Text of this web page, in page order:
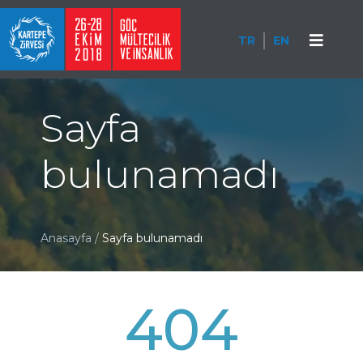
TR EN
Sayfa
bulunamadı
Anasayfa / Sayfa bulunamadı
404